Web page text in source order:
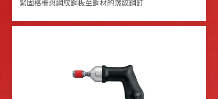
緊固格柵與網紋鋼板至鋼材的螺紋鋼釘